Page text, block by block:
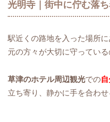
光明寺｜街中に佇む落
駅近くの路地を入った場所
元の方々が大切に守っている
草津のホテル周辺観光での
立ち寄り、静かに手を合わせ